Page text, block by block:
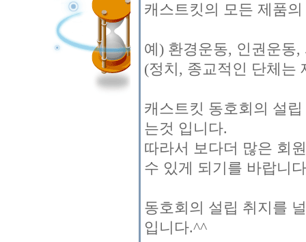
캐스트킷의 모든 제품
예) 환경운동, 인권운동
(정치, 종교적인 단체는
캐스트킷 동호회의 설
는것 입니다.
따라서 보다더 많은 회
수 있게 되기를 바랍니
동호회의 설립 취지를
입니다.^^